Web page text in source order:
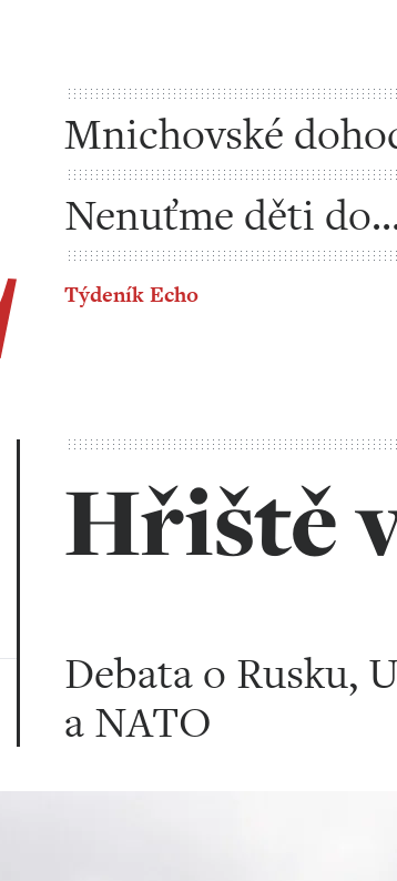
Mnichovské
Nenuťme děti do
kreativity
Týdeník Echo
Hřiště
Debata o Rusku,
a NATO